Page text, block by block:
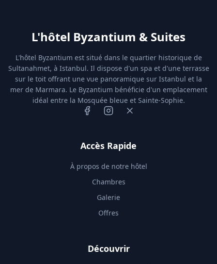
L'hôtel Byzantium & Suites
L'hôtel Byzantium est situé dans le quartier historique de
Sultanahmet, à Istanbul. Il dispose d'un spa et d'une terrasse
sur le toit offrant une vue panoramique sur Istanbul et la
mer de Marmara. Le Byzantium bénéficie d'un emplacement
idéal entre la Mosquée bleue et Sainte-Sophie.
Accès Rapide
À propos de notre hôtel
Chambres
Galerie
Offres
Découvrir